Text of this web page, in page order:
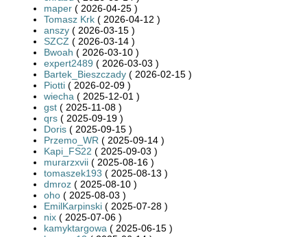
maper ( 2026-04-25 )
Tomasz Krk ( 2026-04-12 )
anszy ( 2026-03-15 )
SZCZ ( 2026-03-14 )
Bwoah ( 2026-03-10 )
expert2489 ( 2026-03-03 )
Bartek_Bieszczady ( 2026-02-15 )
Piotti ( 2026-02-09 )
wiecha ( 2025-12-01 )
gst ( 2025-11-08 )
qrs ( 2025-09-19 )
Doris ( 2025-09-15 )
Przemo_WR ( 2025-09-14 )
Kapi_FS22 ( 2025-09-03 )
murarzxvii ( 2025-08-16 )
tomaszek193 ( 2025-08-13 )
dmroz ( 2025-08-10 )
oho ( 2025-08-03 )
EmilKarpinski ( 2025-07-28 )
nix ( 2025-07-06 )
kamyktargowa ( 2025-06-15 )